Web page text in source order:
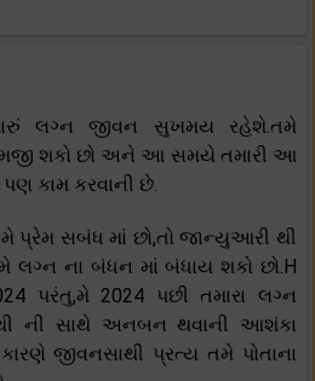
લગ્ન જીવન સુખમય રહેશે.તમે
શકો છો અને આ સમયે તમારી આ
કામ કરવાની છે.
પ્રેમ સબંધ માં છો,તો જાન્યુઆરી થી
લગ્ન ના બંધન માં બંધાય શકો છો.H
પરંતુ,મે 2024 પછી તમારા લગ્ન
ની સાથે અનબન થવાની આશંકા
કારણે જીવનસાથી પ્રત્ય તમે પોતાના